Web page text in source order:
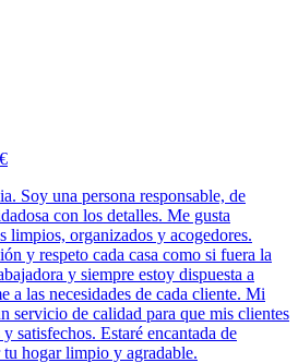
Soy una persona responsable, de
con los detalles. Me gusta
limpios, organizados y acogedores.
y respeto cada casa como si fuera la
y siempre estoy dispuesta a
a las necesidades de cada cliente. Mi
servicio de calidad para que mis clientes
satisfechos. Estaré encantada de
tu hogar limpio y agradable.